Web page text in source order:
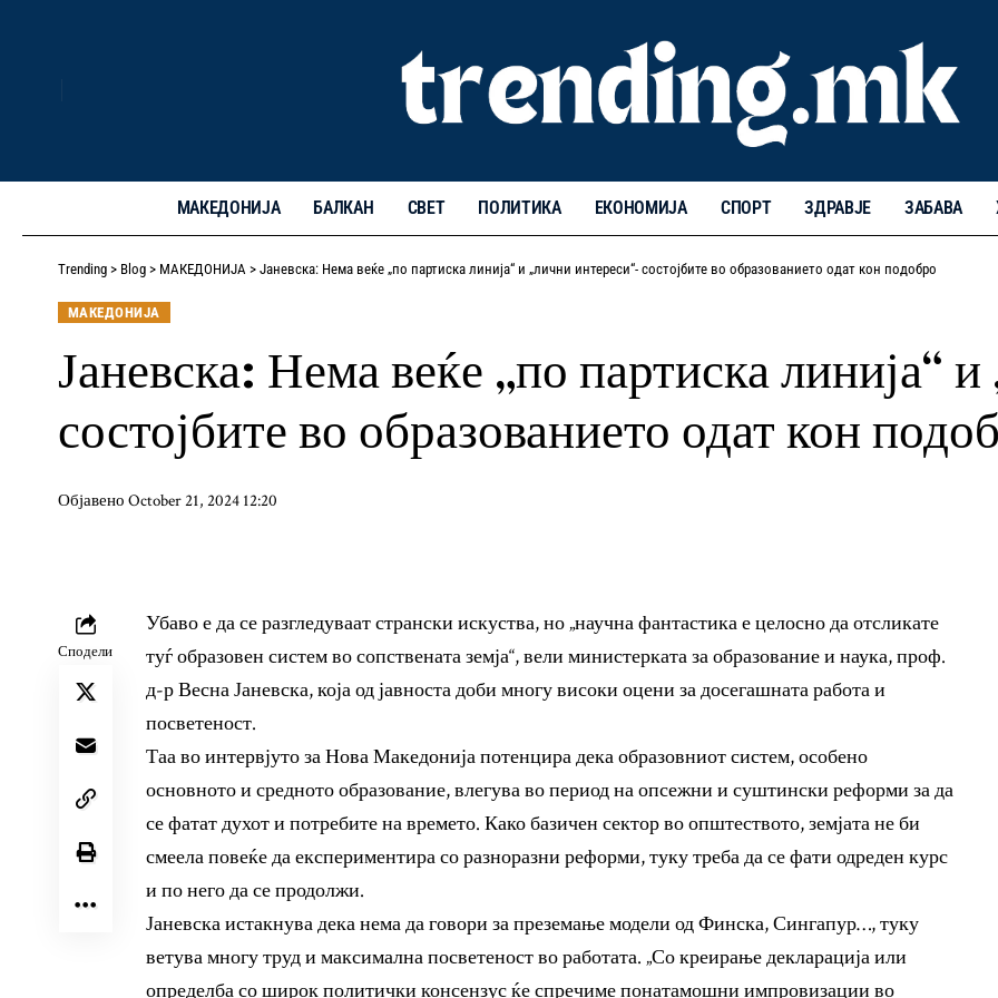
МАКЕДОНИЈА БАЛКАН СВЕТ ПОЛИТИКА ЕКОНОМИЈА СПОРТ ЗДРАВЈЕ ЗАБАВА
Trending > Blog > МАКЕДОНИЈА > Јаневска: Нема веќе „по партиска линија“ и „лични интереси“- состојбите во образованието одат кон подобро
МАКЕДОНИЈА
Јаневска: Нема веќе „по партиска линија“
состојбите во образованието одат кон
Објавено October 21, 2024 12:20
Сподели
Убаво е да се разгледуваат странски искуства, но „научна фантастика е целосно да отсликате
туѓ образовен систем во сопствената земја“, вели министерката за образование и наука, проф.
д-р Весна Јаневска, која од јавноста доби многу високи оцени за досегашната работа и
посветеност.
Таа во интервјуто заНова Македонијапотенцира дека образовниот систем, особено
основното и средното образование, влегува во период на опсежни и суштински реформи за да
се фатат духот и потребите на времето. Како базичен сектор во општеството, земјата не би
смеела повеќе да експериментира со разноразни реформи, туку треба да се фати одреден курс
и по него да се продолжи.
Јаневска истакнува дека нема да говори за преземање модели од Финска, Сингапур…, туку
ветува многу труд и максимална посветеност во работата. „Со креирање декларација или
определба со широк политички консензус ќе спречиме понатамошни импровизации во